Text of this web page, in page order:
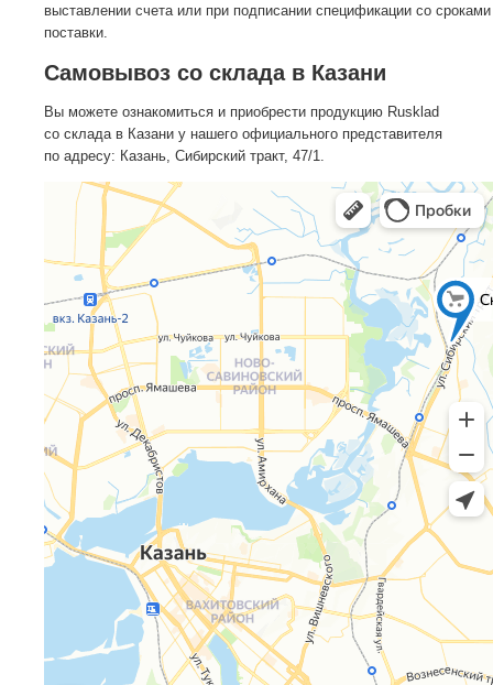
выставлении счета или при подписании спецификации со сроками
поставки.
Самовывоз со склада в Казани
Вы можете ознакомиться и приобрести продукцию Rusklad
со склада в Казани у нашего официального представителя
по адресу: Казань, Сибирский тракт, 47/1.